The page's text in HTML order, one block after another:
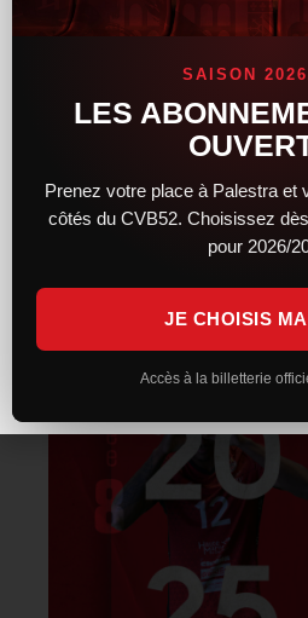
Les Chaumontais font la loi dans
La fin de set sera à l’image du set,
Tout au finish
SAISON
LES
Prenez votre place à Palestra et
côtés du CVB52. Choisissez
pour 2026/
JE CHOISIS
Accès à la billetterie